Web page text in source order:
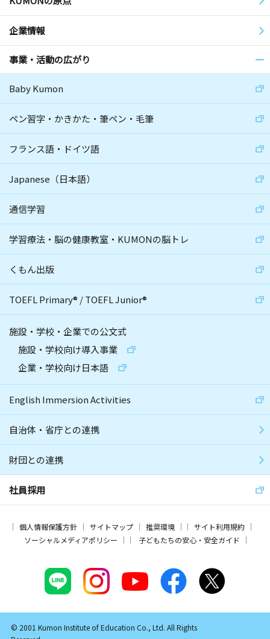
企業情報
事業・活動の広がり
Baby Kumon
ペン習字・かきかた・筆ペン・毛筆
フランス語・ドイツ語
Japanese（日本語）
通信学習
学習療法・脳の健康教室・KUMONの脳トレ
くもん出版
TOEFL Primary® /TOEFL Junior®
施設・学校・企業での公文式
施設・学校向け導入事業
企業・学校向け日本語
English Immersion Activities
自治体・省庁との連携
財団との連携
社員採用
個人情報保護方針 サイトマップ 推奨環境
サイト利用規約
ソーシャルメディアポリシー
子どもたちの安心・安全ガイド
© 2001 Kumon Institute of Education Co., Ltd. All Rights